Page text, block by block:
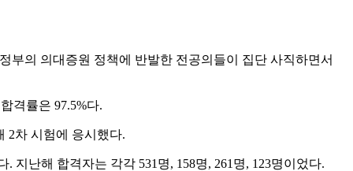
부의 의대증원 정책에 반발한 전공의들이 집단 사직하면서
격률은 97.5%다.
2차 시험에 응시했다.
지난해 합격자는 각각 531명, 158명, 261명, 123명이었다.